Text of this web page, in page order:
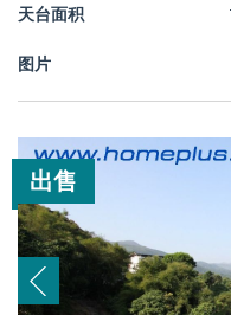
天台面积
图片
出售